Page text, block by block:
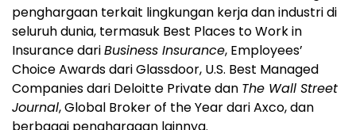
penghargaan terkait lingkungan kerja dan industri di
seluruh dunia, termasuk Best Places to Work in
Insurance dariBusiness Insurance, Employees’
Choice Awards dari Glassdoor, U.S. Best Managed
Companies dari Deloitte Private dan The Wall Street
Journal, Global Broker of the Year dari Axco, dan